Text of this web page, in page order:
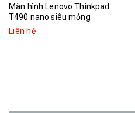
Màn hình Lenovo Thinkpad
T490 nano siêu mỏng
Liên hệ